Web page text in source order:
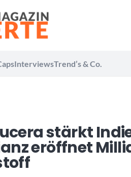
InterviewsTrend’s & Co.
stärkt
eröffnet